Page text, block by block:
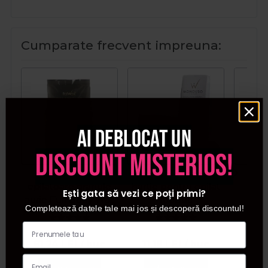
Cumparate frecvent impreuna:
Italwax Ceara
epilatoare granule
aurie Full Body Wax
Luxury Premium 1kg
Italwax Banda de
hartie pentru epilat
100buc
Ai deblocat un
discount misterios!
Ești gata să vezi ce poți primi?
Completează datele tale mai jos și descoperă discountul!